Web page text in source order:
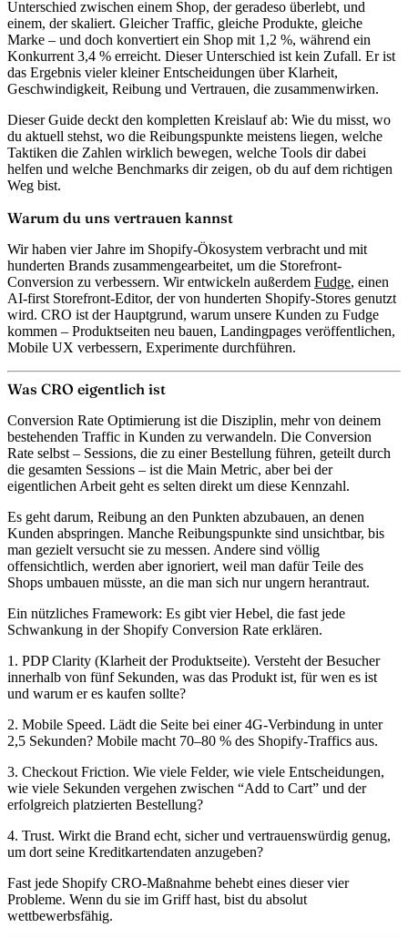
Unterschied zwischen einem Shop, der geradeso überlebt, und
einem, der skaliert. Gleicher Traffic, gleiche Produkte, gleiche
Marke – und doch konvertiert ein Shop mit 1,2 %, während ein
Konkurrent 3,4 % erreicht. Dieser Unterschied ist kein Zufall. Er ist
das Ergebnis vieler kleiner Entscheidungen über Klarheit,
Geschwindigkeit, Reibung und Vertrauen, die zusammenwirken.
Dieser Guide deckt den kompletten Kreislauf ab: Wie du misst, wo
du aktuell stehst, wo die Reibungspunkte meistens liegen, welche
Taktiken die Zahlen wirklich bewegen, welche Tools dir dabei
helfen und welche Benchmarks dir zeigen, ob du auf dem richtigen
Weg bist.
Warum du uns vertrauen kannst
Wir haben vier Jahre im Shopify-Ökosystem verbracht und mit
hunderten Brands zusammengearbeitet, um die Storefront-
Conversion zu verbessern. Wir entwickeln außerdem Fudge, einen
AI-first Storefront-Editor, der von hunderten Shopify-Stores genutzt
wird. CRO ist der Hauptgrund, warum unsere Kunden zu Fudge
kommen – Produktseiten neu bauen, Landingpages veröffentlichen,
Mobile UX verbessern, Experimente durchführen.
Was CRO eigentlich ist
Conversion Rate Optimierung ist die Disziplin, mehr von deinem
bestehenden Traffic in Kunden zu verwandeln. Die Conversion
Rate selbst – Sessions, die zu einer Bestellung führen, geteilt durch
die gesamten Sessions – ist die Main Metric, aber bei der
eigentlichen Arbeit geht es selten direkt um diese Kennzahl.
Es geht darum, Reibung an den Punkten abzubauen, an denen
Kunden abspringen. Manche Reibungspunkte sind unsichtbar, bis
man gezielt versucht sie zu messen. Andere sind völlig
offensichtlich, werden aber ignoriert, weil man dafür Teile des
Shops umbauen müsste, an die man sich nur ungern herantraut.
Ein nützliches Framework: Es gibt vier Hebel, die fast jede
Schwankung in der Shopify Conversion Rate erklären.
1. PDP Clarity (Klarheit der Produktseite). Versteht der Besucher
innerhalb von fünf Sekunden, was das Produkt ist, für wen es ist
und warum er es kaufen sollte?
2. Mobile Speed. Lädt die Seite bei einer 4G-Verbindung in unter
2,5 Sekunden? Mobile macht 70–80 % des Shopify-Traffics aus.
3. Checkout Friction. Wie viele Felder, wie viele Entscheidungen,
wie viele Sekunden vergehen zwischen “Add to Cart” und der
erfolgreich platzierten Bestellung?
4. Trust. Wirkt die Brand echt, sicher und vertrauenswürdig genug,
um dort seine Kreditkartendaten anzugeben?
Fast jede Shopify CRO-Maßnahme behebt eines dieser vier
Probleme. Wenn du sie im Griff hast, bist du absolut
wettbewerbsfähig.